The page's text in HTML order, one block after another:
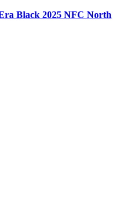
Black 2025 NFC North